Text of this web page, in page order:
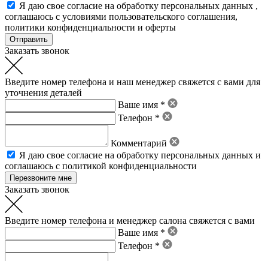
Я даю свое согласие на обработку персональных данных ,
соглашаюсь с условиями пользовательского соглашения,
политики конфиденциальности и оферты
Заказать звонок
Введите номер телефона и наш менеджер свяжется с вами для
уточнения деталей
Ваше имя *
Телефон *
Комментарий
Я даю свое согласие на обработку персональных данных и
соглашаюсь с политикой конфиденциальности
Заказать звонок
Введите номер телефона и менеджер салона свяжется с вами
Ваше имя *
Телефон *